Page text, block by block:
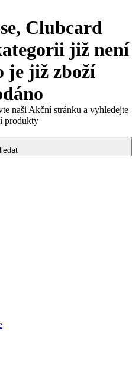
Clubcard
již není
je již zboží
naši Akční stránku a vyhledejte
produkty